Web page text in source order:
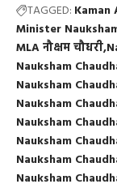
TAGGED: Kaman
Minister
MLA नौक्षम चौधरी
Nauksham
Nauksham
Nauksham
Nauksham
Nauksham
Nauksham
Nauksham